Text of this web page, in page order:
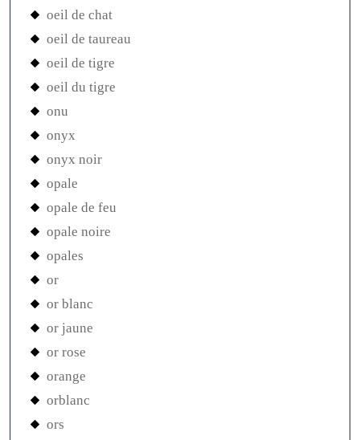
oeil de chat
oeil de taureau
oeil de tigre
oeil du tigre
onu
onyx
onyx noir
opale
opale de feu
opale noire
opales
or
or blanc
or jaune
or rose
orange
orblanc
ors